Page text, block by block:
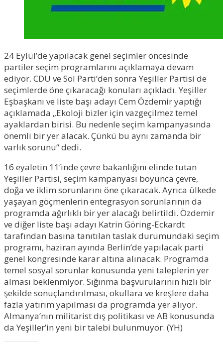
24 Eylül’de yapılacak genel seçimler öncesinde
partiler seçim programlarını açıklamaya devam
ediyor. CDU ve Sol Parti’den sonra Yeşiller Partisi de
seçimlerde öne çıkaracağı konuları açıkladı. Yeşiller
Eşbaşkanı ve liste başı adayı Cem Özdemir yaptığı
açıklamada „Ekoloji bizler için vazgeçilmez temel
ayaklardan birisi. Bu nedenle seçim kampanyasında
önemli bir yer alacak. Çünkü bu aynı zamanda bir
varlık sorunu“ dedi.
16 eyaletin 11’inde çevre bakanlığını elinde tutan
Yeşiller Partisi, seçim kampanyası boyunca çevre,
doğa ve iklim sorunlarını öne çıkaracak. Ayrıca ülkede
yaşayan göçmenlerin entegrasyon sorunlarının da
programda ağırlıklı bir yer alacağı belirtildi. Özdemir
ve diğer liste başı adayı Katrin Göring-Eckardt
tarafından basına tanıtılan taslak durumundaki seçim
programı, haziran ayında Berlin’de yapılacak parti
genel kongresinde karar altına alınacak. Programda
temel sosyal sorunlar konusunda yeni taleplerin yer
alması beklenmiyor. Sığınma başvurularının hızlı bir
şekilde sonuçlandırılması, okullara ve kreşlere daha
fazla yatırım yapılması da programda yer alıyor.
Almanya’nın militarist dış politikası ve AB konusunda
da Yeşiller’in yeni bir talebi bulunmuyor. (YH)